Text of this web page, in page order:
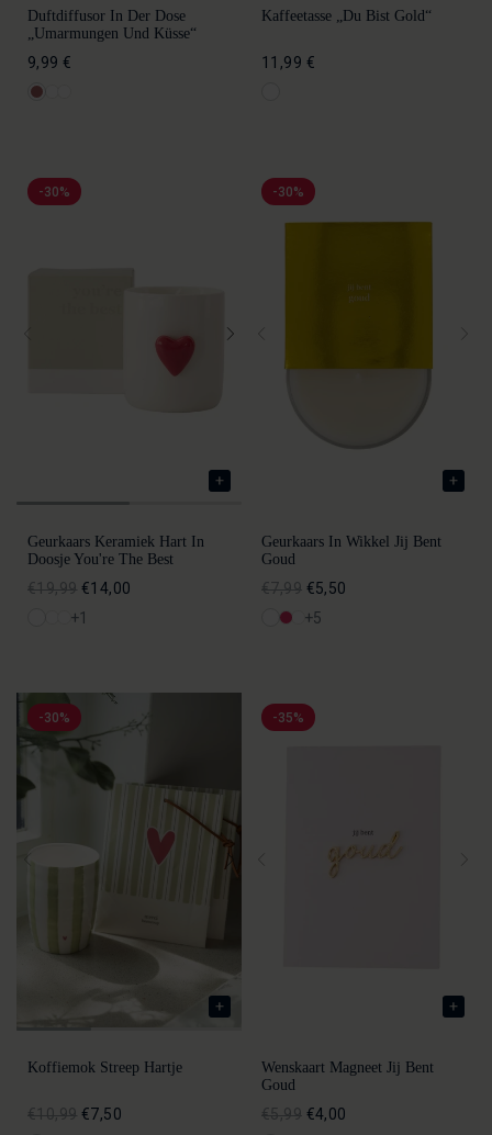
Duftdiffusor In Der Dose
„Umarmungen Und Küsse“
9,99 €
Kaffeetasse „Du Bist Gold“
11,99 €
-30%
Geurkaars Keramiek Hart In
Doosje You're The Best
€19,99 €14,00
+1
-30%
Geurkaars In Wikkel Jij Bent
Goud
€7,99 €5,50
+5
-30%
Koffiemok Streep Hartje
€10,99 €7,50
-35%
Wenskaart Magneet Jij Bent
Goud
€5,99 €4,00